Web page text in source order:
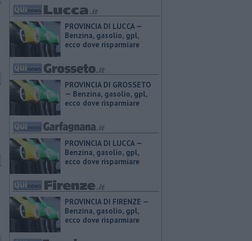
PROVINCIA DI LUCCA — ​
Benzina, gasolio, gpl,
ecco dove risparmiare
PROVINCIA DI GROSSETO
— ​Benzina, gasolio, gpl,
ecco dove risparmiare
PROVINCIA DI LUCCA — ​
Benzina, gasolio, gpl,
ecco dove risparmiare
PROVINCIA DI FIRENZE — ​
Benzina, gasolio, gpl,
ecco dove risparmiare